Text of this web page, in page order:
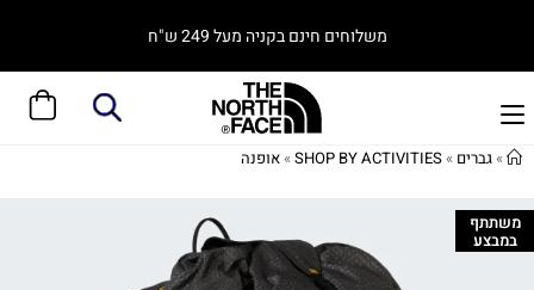
משלוחים חינם בקניה מעל 249 ש"ח
»גברים »
SHOP BY ACTIVITIES
»אופנה
משתתף
במבצע